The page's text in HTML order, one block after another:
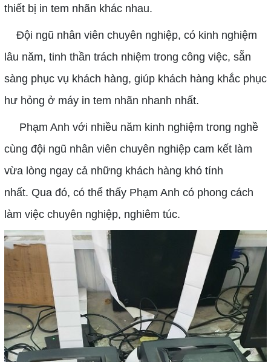
thiết bị in tem nhãn khác nhau.
Đội ngũ nhân viên chuyên nghiệp, có kinh nghiệm
lâu năm, tinh thần trách nhiệm trong công việc, sẵn
sàng phục vụ khách hàng, giúp khách hàng khắc phục
hư hỏng ở máy in tem nhãn nhanh nhất.
Phạm Anh với nhiều năm kinh nghiệm trong nghề
cùng đội ngũ nhân viên chuyên nghiệp cam kết làm
vừa lòng ngay cả những khách hàng khó tính
nhất. Qua đó, có thể thấy Phạm Anh có phong cách
làm việc chuyên nghiệp, nghiêm túc.